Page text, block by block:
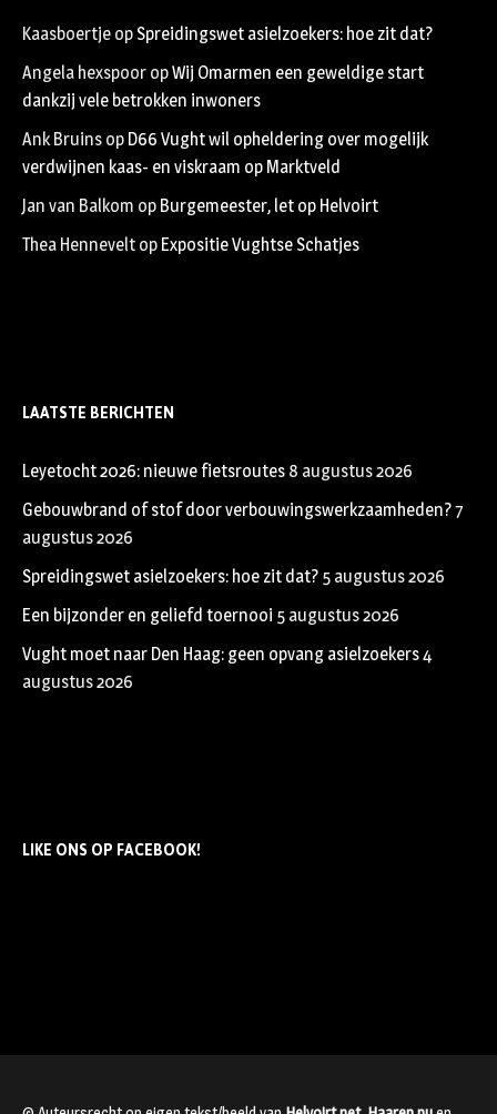
Kaasboertje op Spreidingswet asielzoekers: hoe zit dat?
Angela hexspoor opWij Omarmen een geweldige start
dankzij vele betrokken inwoners
Ank Bruins op D66 Vught wil opheldering over mogelijk
verdwijnen kaas- en viskraam op Marktveld
Jan van Balkom op Burgemeester, let op Helvoirt
Thea Hennevelt op Expositie Vughtse Schatjes
LAATSTE BERICHTEN
Leyetocht 2026: nieuwe fietsroutes 8 augustus 2026
Gebouwbrand of stof door verbouwingswerkzaamheden?7
augustus 2026
Spreidingswet asielzoekers: hoe zit dat? 5 augustus 2026
Een bijzonder en geliefd toernooi 5 augustus 2026
Vught moet naar Den Haag: geen opvang asielzoekers4
augustus 2026
LIKE ONS OP FACEBOOK!